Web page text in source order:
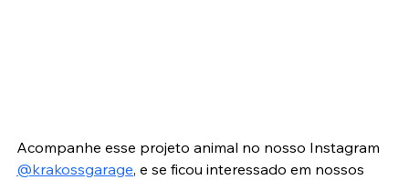
Acompanhe esse projeto animal no nosso Instagram
@krakossgarage, e se ficou interessado em nossos